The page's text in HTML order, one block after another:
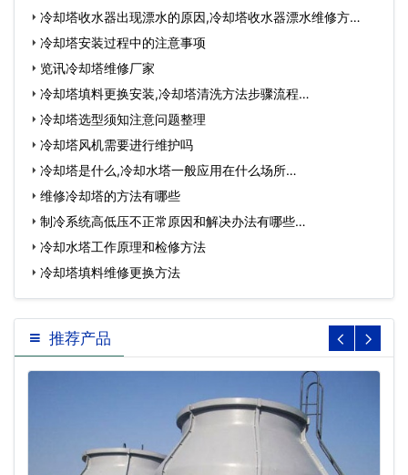
冷却塔收水器出现漂水的原因,冷却塔收水器漂水维修方
法？…
冷却塔安装过程中的注意事项
览讯冷却塔维修厂家
冷却塔填料更换安装,冷却塔清洗方法步骤流程…
冷却塔选型须知注意问题整理
冷却塔风机需要进行维护吗
冷却塔是什么,冷却水塔一般应用在什么场所…
维修冷却塔的方法有哪些
制冷系统高低压不正常原因和解决办法有哪些…
冷却水塔工作原理和检修方法
冷却塔填料维修更换方法
推荐产品